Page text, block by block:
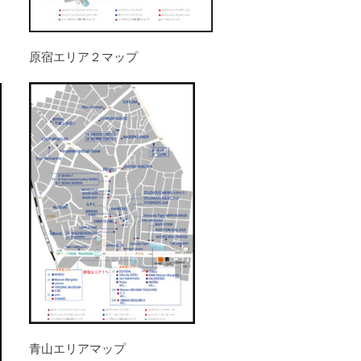
原宿エリア２マップ
青山エリアマップ